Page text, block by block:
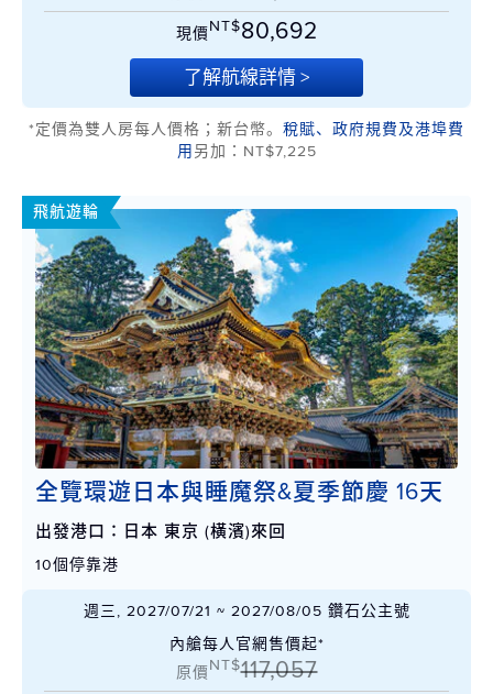
現價NT$80,692
了解航線詳情 >
*定價為雙人房每人價格；新台幣。 稅賦、政府規費及港埠費
用 另加：NT$7,225
飛航遊輪
全覽環遊日本與睡魔祭&夏季節慶 16天
出發港口：日本 東京 (橫濱)來回
10個停靠港
週三, 2027/07/21 ~ 2027/08/05 鑽石公主號
內艙每人官網售價起*
原價NT$117,057